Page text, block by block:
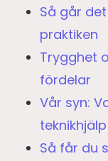
Så går
praktiken
Trygghet
fördelar
Vår syn:
Så får du